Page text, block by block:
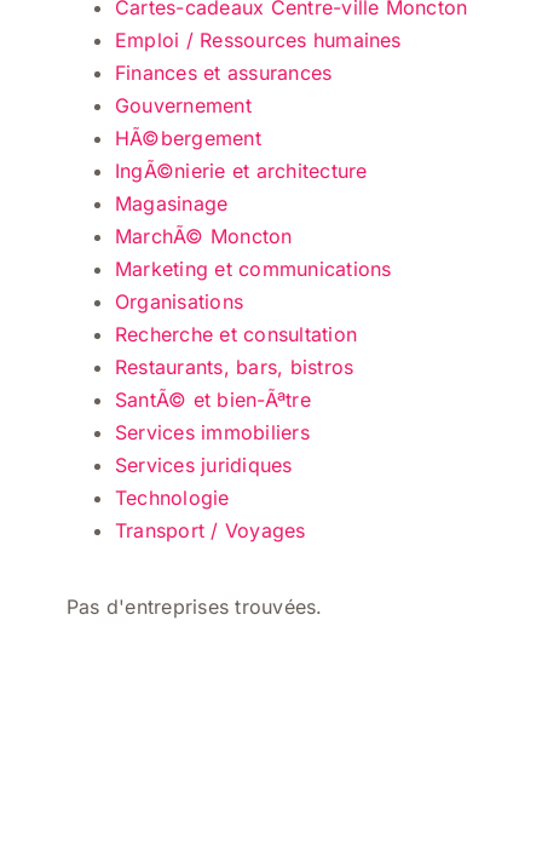
Cartes-cadeaux Centre-ville Moncton
Emploi / Ressources humaines
Finances et assurances
Gouvernement
HÃ©bergement
IngÃ©nierie et architecture
Magasinage
MarchÃ© Moncton
Marketing et communications
Organisations
Recherche et consultation
Restaurants, bars, bistros
SantÃ© et bien-Ãªtre
Services immobiliers
Services juridiques
Technologie
Transport / Voyages
Pas d'entreprises trouvées.